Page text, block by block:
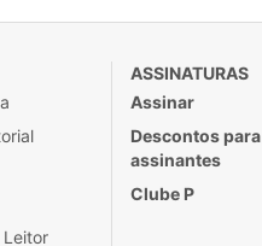
ASSINATURAS
Assinar
Descontos para
assinantes
Clube P